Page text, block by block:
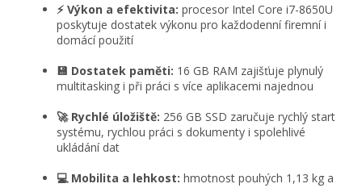
⚡ Výkon a efektivita: procesor Intel Core i7-8650U
poskytuje dostatek výkonu pro každodenní firemní i
domácí použití
💾 Dostatek paměti: 16 GB RAM zajišťuje plynulý
multitasking i při práci s více aplikacemi najednou
🚀 Rychlé úložiště: 256 GB SSD zaručuje rychlý start
systému, rychlou práci s dokumenty i spolehlivé
ukládání dat
💻 Mobilita a lehkost: hmotnost pouhých 1,13 kg a